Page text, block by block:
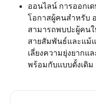
ออนไลน์ การออกเ
โอกาสผู้คนสำหรับ
สามารถพบปะผู้คน
สายสัมพันธ์และแ
เลี่ยงความยุ่งยากแ
พร้อมกับแบบดั้งเดิม